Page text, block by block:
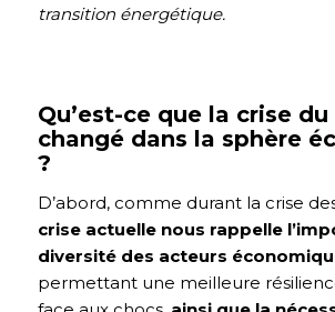
transition énergétique.
Qu’est-ce que la crise du
changé dans la sphère
?
D’abord, comme durant la crise
crise actuelle nous rappelle
diversité des acteurs
permettant une meilleure